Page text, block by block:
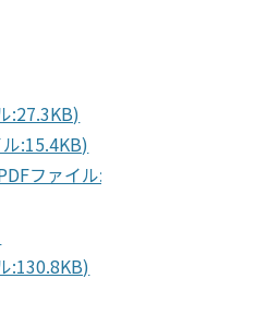
:27.3KB)
:15.4KB)
ファイル:105.9KB)
:130.8KB)